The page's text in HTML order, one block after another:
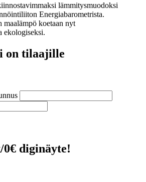
lämmitysmuodoksi
Energiabarometrista.
maalämpö koetaan nyt
ekologiseksi.
on tilaajille
diginäyte!